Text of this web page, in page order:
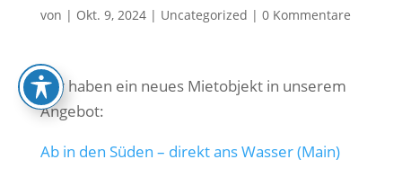
von | Okt. 9, 2024| Uncategorized | 0 Kommentare
Wir haben ein neues Mietobjekt in unserem
Angebot:
Ab in den Süden – direkt ans Wasser (Main)